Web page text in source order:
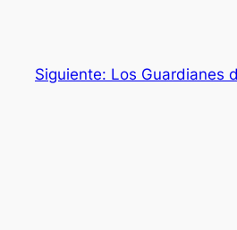
Siguiente: Los Guardianes